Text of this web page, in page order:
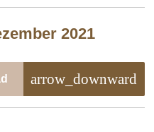
2021
arrow_downward